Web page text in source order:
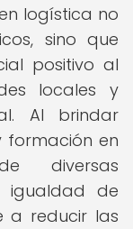
logística no
sino que
positivo al
locales y
Al brindar
formación en
diversas
igualdad de
a reducir las